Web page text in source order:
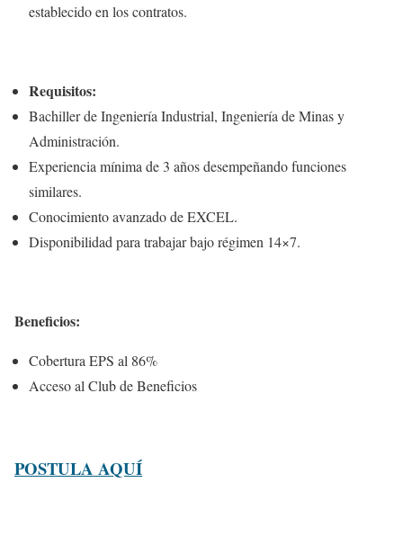
establecido en los contratos.
Requisitos:
Bachiller de Ingeniería Industrial, Ingeniería de Minas y
Administración.
Experiencia mínima de 3 años desempeñando funciones
similares.
Conocimiento avanzado de EXCEL.
Disponibilidad para trabajar bajo régimen 14×7.
Beneficios:
Cobertura EPS al 86%
Acceso al Club de Beneficios
POSTULA AQUÍ